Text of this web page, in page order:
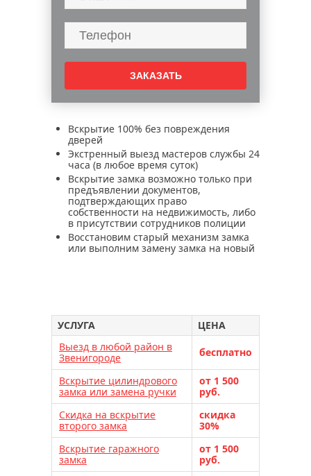
Вскрытие 100% без повреждения
дверей
Экстренный выезд мастеров службы 24
часа (в любое время суток)
Вскрытие замка возможно только при
предъявлении документов,
подтверждающих право
собственности на недвижимость, либо
в присутствии сотрудников полиции
Восстановим старый механизм замка
или выполним замену замка на новый
УСЛУГА
ЦЕНА
Выезд в любой район в
Звенигороде
бесплатно
Вскрытие цилиндрового
замка или замена ручки
от 1 500
руб.
Скидка на вскрытие
второго замка
скидка
30%
Вскрытие гаражного
замка
от 1 500
руб.